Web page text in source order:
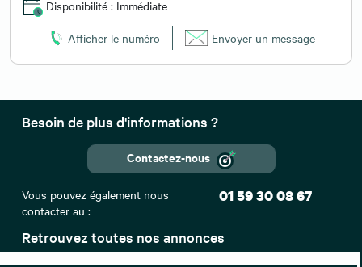
Disponibilité : Immédiate
Afficher le numéro Envoyer un message
Retrouvez toutes nos annonces
Besoin de plus d'informations ?
Contactez-nous
Vous pouvez également nous
contacter au :
01 59 30 08 67